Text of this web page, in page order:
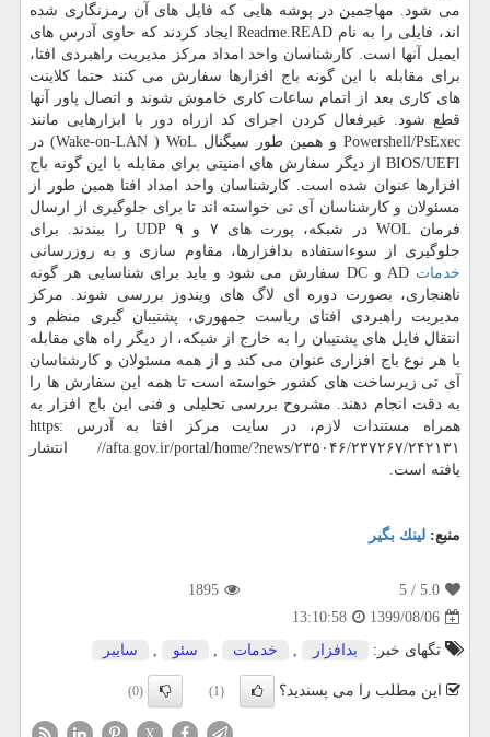
می شود. مهاجمین در پوشه هایی که فایل های آن رمزنگاری شده
اند، فایلی را به نام Readme.READ ایجاد کردند که حاوی آدرس های
ایمیل آنها است. کارشناسان واحد امداد مرکز مدیریت راهبردی افتا،
برای مقابله با این گونه باج افزارها سفارش می کنند حتما کلاینت
های کاری بعد از اتمام ساعات کاری خاموش شوند و اتصال پاور آنها
قطع شود. غیرفعال کردن اجرای کد ازراه دور با ابزارهایی مانند
Powershell/PsExec و همین طور سیگنال Wake-on-LAN ) WoL) در
BIOS/UEFI از دیگر سفارش های امنیتی برای مقابله با این گونه باج
افزارها عنوان شده است. کارشناسان واحد امداد افتا همین طور از
مسئولان و کارشناسان آی تی خواسته اند تا برای جلوگیری از ارسال
فرمان WOL در شبکه، پورت های ۷ و ۹ UDP را ببندند. برای
جلوگیری از سوءاستفاده بدافزارها، مقاوم سازی و به روزرسانی
خدمات
AD و DC سفارش می شود و باید برای شناسایی هر گونه
ناهنجاری، بصورت دوره ای لاگ های ویندوز بررسی شوند. مرکز
مدیریت راهبردی افتای ریاست جمهوری، پشتیبان گیری منظم و
انتقال فایل های پشتیبان را به خارج از شبکه، از دیگر راه های مقابله
با هر نوع باج افزاری عنوان می کند و از همه مسئولان و کارشناسان
آی تی زیرساخت های کشور خواسته است تا همه این سفارش ها را
به دقت انجام دهند. مشروح بررسی تحلیلی و فنی این باج افزار به
همراه مستندات لازم، در سایت مرکز افتا به آدرس https:
//afta.gov.ir/portal/home/?news/۲۳۵۰۴۶/۲۳۷۲۶۷/۲۴۲۱۳۱ انتشار
یافته است.
منبع: لینك بگیر
5.0
/ 5
1895
1399/08/06
13:10:58
تگهای خبر:
بدافزار , خدمات , سئو , سایبر
این مطلب را می پسندید؟ (1)
(0)